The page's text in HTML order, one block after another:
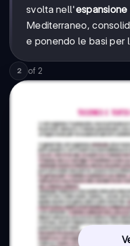
svolta nell'espansione
Mediterraneo,
e ponendo le basi per
2 of 2